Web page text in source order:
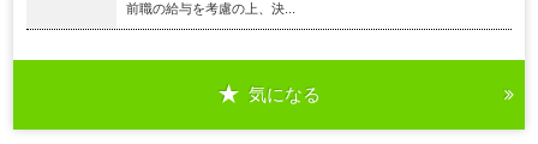
前職の給与を考慮の上、決...
気になる